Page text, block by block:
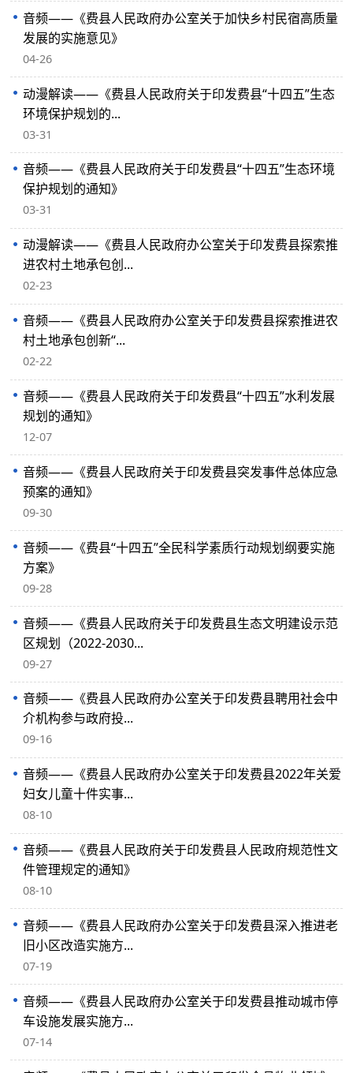
音频——《费县人民政府办公室关于加快乡村民宿高质量
发展的实施意见》
04-26
动漫解读——《费县人民政府关于印发费县“十四五”生态
环境保护规划的...
03-31
音频——《费县人民政府关于印发费县“十四五”生态环境
保护规划的通知》
03-31
动漫解读——《费县人民政府办公室关于印发费县探索推
进农村土地承包创...
02-23
音频——《费县人民政府办公室关于印发费县探索推进农
村土地承包创新“...
02-22
音频——《费县人民政府关于印发费县“十四五”水利发展
规划的通知》
12-07
音频——《费县人民政府关于印发费县突发事件总体应急
预案的通知》
09-30
音频——《费县“十四五”全民科学素质行动规划纲要实施
方案》
09-28
音频——《费县人民政府关于印发费县生态文明建设示范
区规划（2022-2030...
09-27
音频——《费县人民政府办公室关于印发费县聘用社会中
介机构参与政府投...
09-16
音频——《费县人民政府办公室关于印发费县2022年关爱
妇女儿童十件实事...
08-10
音频——《费县人民政府关于印发费县人民政府规范性文
件管理规定的通知》
08-10
音频——《费县人民政府办公室关于印发费县深入推进老
旧小区改造实施方...
07-19
音频——《费县人民政府办公室关于印发费县推动城市停
车设施发展实施方...
07-14